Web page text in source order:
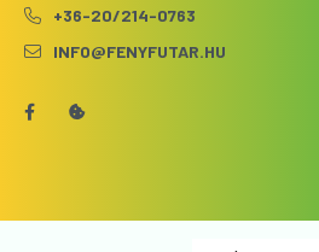
+36-20/214-0763
INFO@FENYFUTAR.HU